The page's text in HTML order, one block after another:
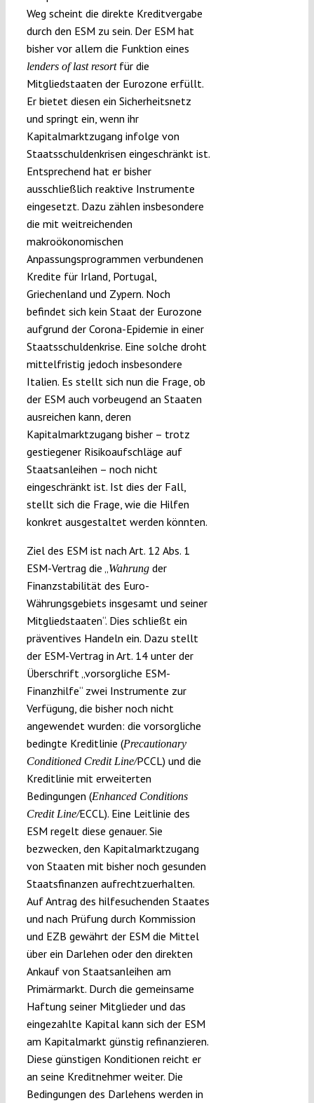
Weg scheint die direkte Kreditvergabe
durch den ESM zu sein. Der ESM hat
bisher vor allem die Funktion eines
lenders of last resortfür die
Mitgliedstaaten der Eurozone erfüllt.
Er bietet diesen ein Sicherheitsnetz
und springt ein, wenn ihr
Kapitalmarktzugang infolge von
Staatsschuldenkrisen eingeschränkt ist.
Entsprechend hat er bisher
ausschließlich reaktive Instrumente
eingesetzt. Dazu zählen insbesondere
die mit weitreichenden
makroökonomischen
Anpassungsprogrammen verbundenen
Kredite für Irland, Portugal,
Griechenland und Zypern. Noch
befindet sich kein Staat der Eurozone
aufgrund der Corona-Epidemie in einer
Staatsschuldenkrise. Eine solche droht
mittelfristig jedoch insbesondere
Italien. Es stellt sich nun die Frage, ob
der ESM auch vorbeugend an Staaten
ausreichen kann, deren
Kapitalmarktzugang bisher – trotz
gestiegener Risikoaufschläge auf
Staatsanleihen – noch nicht
eingeschränkt ist. Ist dies der Fall,
stellt sich die Frage, wie die Hilfen
konkret ausgestaltet werden könnten.
Ziel des ESM ist nach Art. 12 Abs. 1
ESM-Vertrag die „
Wahrungder
Finanzstabilität des Euro-
Währungsgebiets insgesamt und seiner
Mitgliedstaaten“. Dies schließt ein
präventives Handeln ein. Dazu stellt
der ESM-Vertrag in Art. 14 unter der
Überschrift „vorsorgliche ESM-
Finanzhilfe“ zwei Instrumente zur
Verfügung, die bisher noch nicht
angewendet wurden: die vorsorgliche
bedingte Kreditlinie (Precautionary
Conditioned Credit Line/PCCL) und die
Kreditlinie mit erweiterten
Bedingungen (Enhanced Conditions
Credit Line/ECCL). Eine Leitlinie des
ESM regelt diese genauer. Sie
bezwecken, den Kapitalmarktzugang
von Staaten mit bisher noch gesunden
Staatsfinanzen aufrechtzuerhalten.
Auf Antrag des hilfesuchenden Staates
und nach Prüfung durch Kommission
und EZB gewährt der ESM die Mittel
über ein Darlehen oder den direkten
Ankauf von Staatsanleihen am
Primärmarkt. Durch die gemeinsame
Haftung seiner Mitglieder und das
eingezahlte Kapital kann sich der ESM
am Kapitalmarkt günstig refinanzieren.
Diese günstigen Konditionen reicht er
an seine Kreditnehmer weiter. Die
Bedingungen des Darlehens werden in